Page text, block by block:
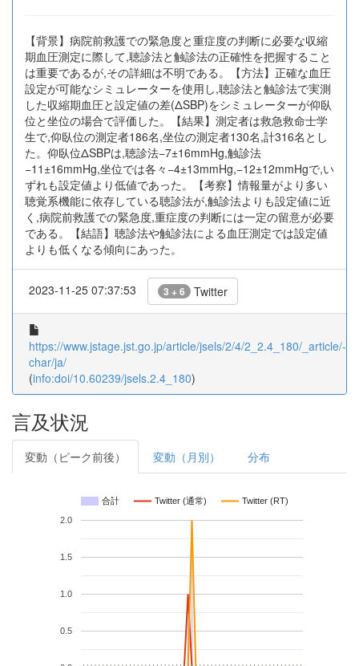
【背景】病院前救護での緊急度と重症度の判断に必要な収縮
期血圧測定に際して,聴診法と触診法の正確性を把握すること
は重要であるが,その詳細は不明である。【方法】正確な血圧
設定が可能なシミュレーターを使用し,聴診法と触診法で実測
した収縮期血圧と設定値の差(ΔSBP)をシミュレーターが仰臥
位と坐位の場合で評価した。【結果】測定者は救急救命士学
生で,仰臥位の測定者186名,坐位の測定者130名,計316名とし
た。仰臥位ΔSBPは,聴診法−7±16mmHg,触診法
−11±16mmHg,坐位では各々−4±13mmHg,−12±12mmHgで,い
ずれも設定値より低値であった。【考察】情報量がより多い
聴覚系機能に依存している聴診法が,触診法よりも設定値に近
く,病院前救護での緊急度,重症度の判断には一定の留意が必要
である。【結語】聴診法や触診法による血圧測定では設定値
よりも低くなる傾向にあった。
2023-11-25 07:37:53 3 + 6 Twitter
https://www.jstage.jst.go.jp/article/jsels/2/4/2_2.4_180/_article/-
char/ja/
(info:doi/10.60239/jsels.2.4_180)
言及状況
変動（ピーク前後） 変動（月別） 分布
合計 Twitter (通常) Twitter (RT)
0.5
1.0
1.5
2.0